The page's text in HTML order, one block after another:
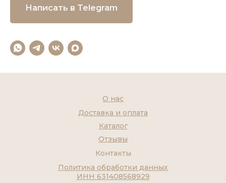
Написать в Telegram
Контакты
Каталог
О нас
Доставка и оплата
Отзывы
Политика обработки данных
ИНН 631408568929